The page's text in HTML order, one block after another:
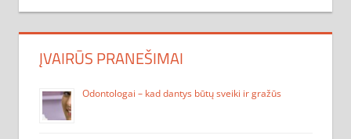
ĮVAIRŪS PRANEŠIMAI
Odontologai – kad dantys būtų sveiki ir gražūs